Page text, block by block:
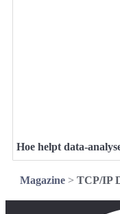
Hoe helpt data-
Magazine > TCP/IP